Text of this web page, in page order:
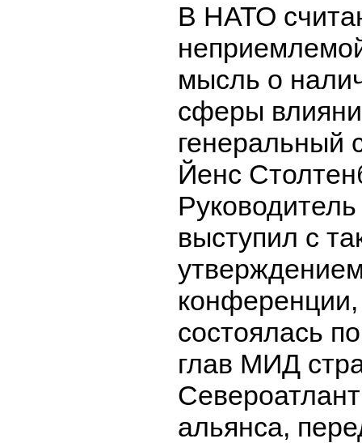
В НАТО
мысль о
сферы
генеральный
Йенс
выступил с
конференции,
состоялась
глав МИД
альянса,